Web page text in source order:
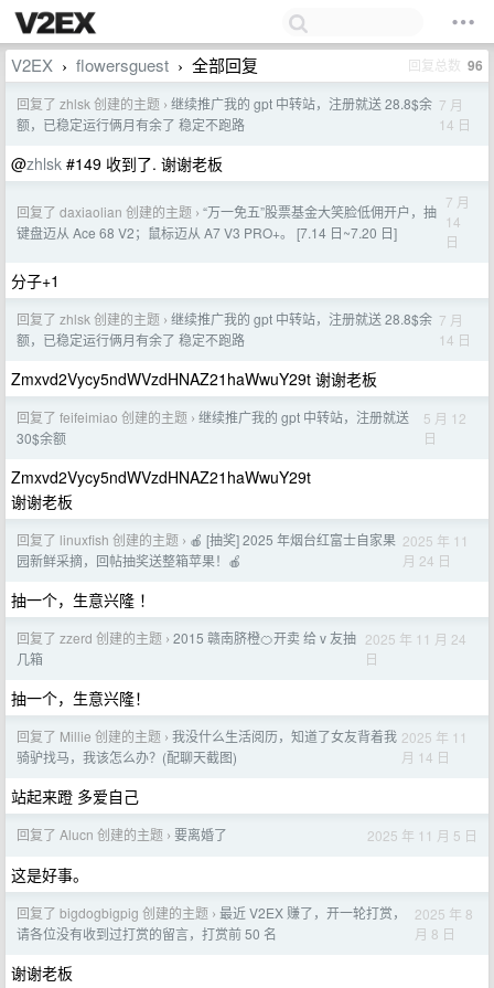
V2EX › flowersguest › 全部回复 回复总数 96
回复了 zhlsk 创建的主题 › 继续推广我的 gpt 中转站，注册就送 28.8$余
额，已稳定运行俩月有余了 稳定不跑路
7 月
14 日
@zhlsk #149 收到了. 谢谢老板
回复了 daxiaolian 创建的主题 › “万一免五”股票基金大笑脸低佣开户，抽
键盘迈从 Ace 68 V2；鼠标迈从 A7 V3 PRO+。 [7.14 日~7.20 日]
7 月
14
日
分子+1
回复了 zhlsk 创建的主题 › 继续推广我的 gpt 中转站，注册就送 28.8$余
额，已稳定运行俩月有余了 稳定不跑路
7 月
14 日
Zmxvd2Vycy5ndWVzdHNAZ21haWwuY29t 谢谢老板
回复了 feifeimiao 创建的主题 › 继续推广我的 gpt 中转站，注册就送
30$余额
5 月 12
日
Zmxvd2Vycy5ndWVzdHNAZ21haWwuY29t
谢谢老板
回复了 linuxfish 创建的主题 › 🍎 [抽奖] 2025 年烟台红富士自家果
园新鲜采摘，回帖抽奖送整箱苹果！🍎
2025 年 11
月 24 日
抽一个，生意兴隆 ！
回复了 zzerd 创建的主题 › 2015 赣南脐橙🍊开卖 给 v 友抽
几箱
2025 年 11 月 24
日
抽一个，生意兴隆！
回复了 Millie 创建的主题 › 我没什么生活阅历，知道了女友背着我
骑驴找马，我该怎么办？(配聊天截图)
2025 年 11
月 14 日
站起来蹬 多爱自己
回复了 Alucn 创建的主题 › 要离婚了 2025 年 11 月 5 日
这是好事。
回复了 bigdogbigpig 创建的主题 › 最近 V2EX 赚了，开一轮打赏，
请各位没有收到过打赏的留言，打赏前 50 名
2025 年 8
月 8 日
谢谢老板